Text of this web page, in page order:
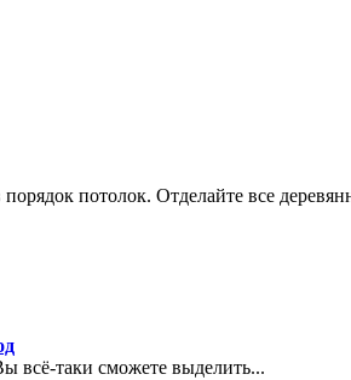
потолок. Отделайте все
всё-таки сможете выделить...